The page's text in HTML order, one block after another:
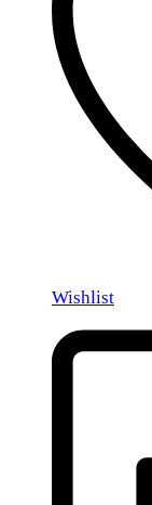
Wishlist